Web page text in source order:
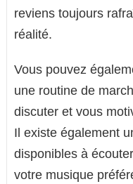
reviens toujours
réalité.
Vous pouvez
une routine de
discuter et vous
Il existe également
disponibles à
votre musique